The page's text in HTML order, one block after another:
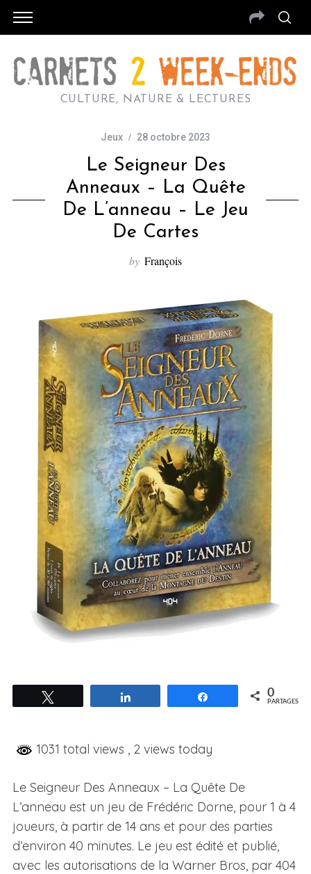
CULTURE, NATURE & LECTURES
Jeux 28 octobre 2023
Le Seigneur Des
Anneaux – La Quête
De L’anneau – Le Jeu
De Cartes
by François
Partagez 0
PARTAGES
1031 total views , 2 views today
Le Seigneur Des Anneaux – La Quête De
L’anneau est un jeu de Frédéric Dorne, pour 1 à 4
joueurs, à partir de 14 ans et pour des parties
d’environ 40 minutes. Le jeu est édité et publié,
avec les autorisations de la Warner Bros, par 404